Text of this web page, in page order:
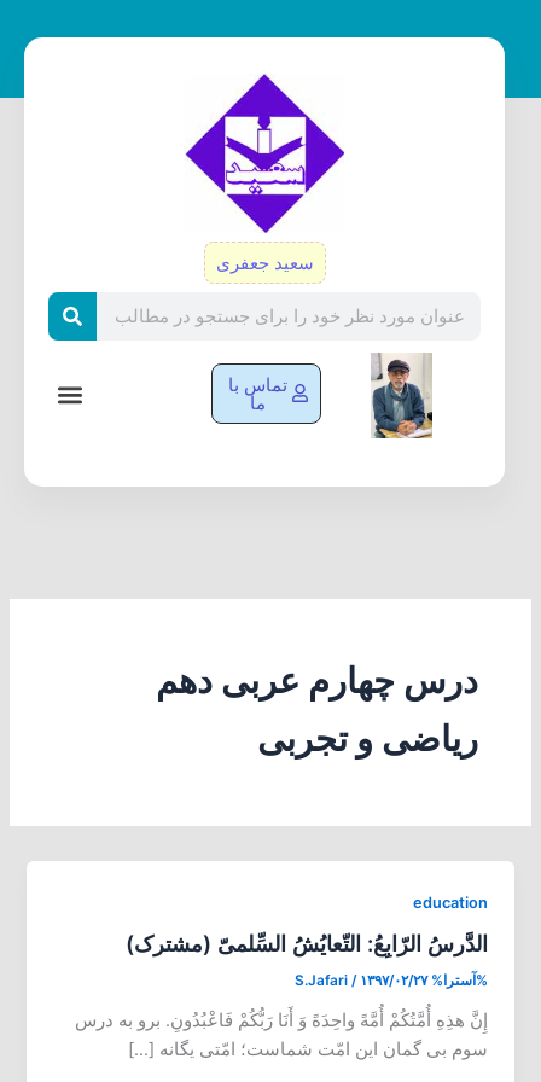
سعید جعفری
تماس با
ما
درس چهارم عربی دهم
ریاضی و تجربی
education
الدَّرسُ الرّابِعُ: التّعایُشُ السِّلمیّ (مشترک)
%آسترا% S.Jafari / ۱۳۹۷/۰۲/۲۷
إِنَّ هذِهِ أُمَّتُکُمْ أُمَّهً واحِدَهً وَ أَنَا رَبُّکُمْ فَاعْبُدُونِ. برو به درس
سوم بی گمان این امّت شماست؛ امّتی یگانه […]